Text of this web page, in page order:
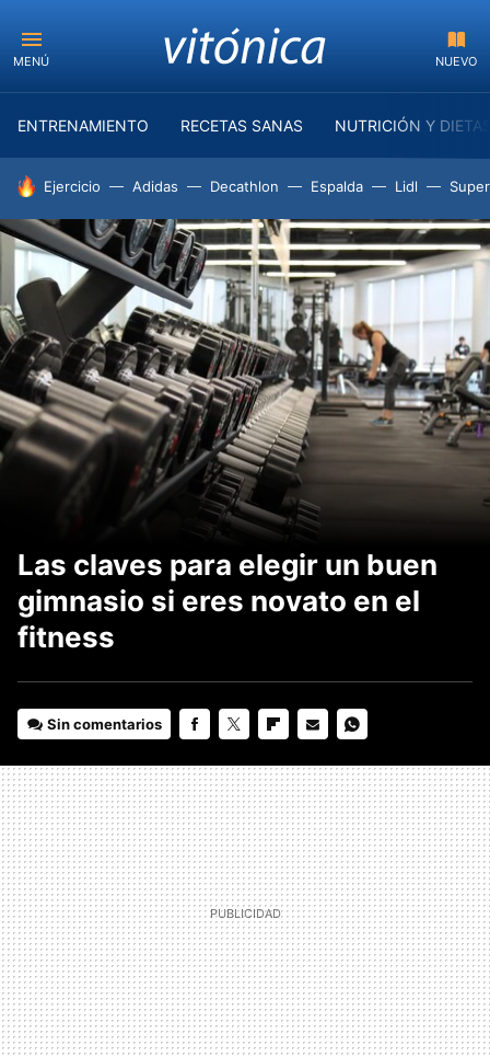
MENÚ NUEVO
ENTRENAMIENTO RECETAS SANAS NUTRICIÓN Y
HOY SE HABLA DE
Ejercicio Adidas Decathlon Espalda Lidl
Las claves para elegir un buen
gimnasio si eres novato en el
fitness
Sin comentarios
MAIL